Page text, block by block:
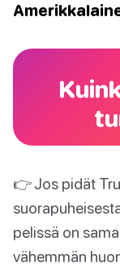
👉 Jos pidät
pelissä on
vähemmän